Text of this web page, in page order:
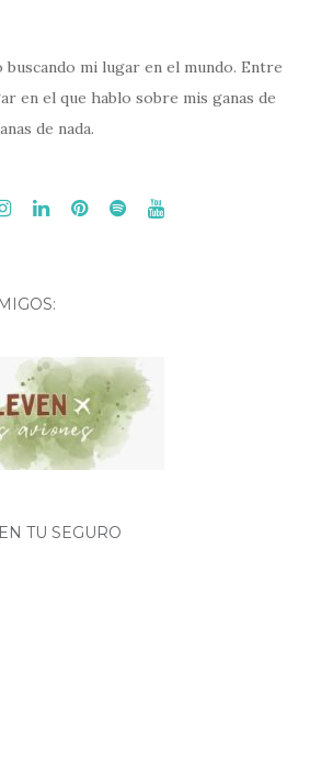
buscando mi lugar en el mundo. Entre
en el que hablo sobre mis ganas de
de nada.
TU SEGURO